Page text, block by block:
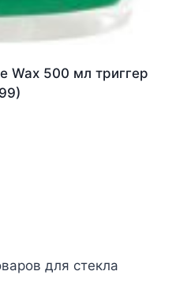
Wax 500 мл триггер
для стекла